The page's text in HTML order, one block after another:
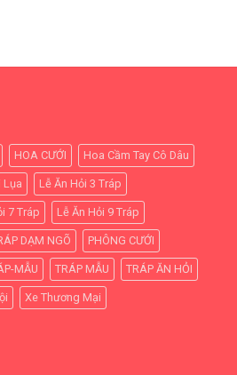
HOA CƯỚI Hoa Cầm Tay Cô Dâu
Lụa Lễ Ăn Hỏi 3 Tráp
7 Tráp Lễ Ăn Hỏi 9 Tráp
DẠM NGÕ PHÔNG CƯỚI
MẪU TRÁP MẪU TRÁP ĂN HỎI
Xe Thương Mại